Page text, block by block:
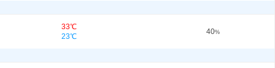
33℃
23℃
40%